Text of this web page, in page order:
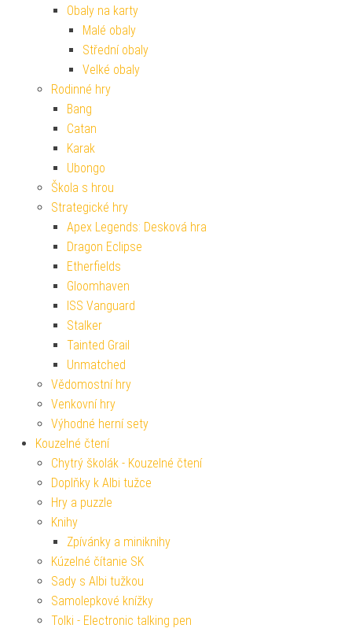
Obaly na karty
Malé obaly
Střední obaly
Velké obaly
Rodinné hry
Bang
Catan
Karak
Ubongo
Škola s hrou
Strategické hry
Apex Legends: Desková hra
Dragon Eclipse
Etherfields
Gloomhaven
ISS Vanguard
Stalker
Tainted Grail
Unmatched
Vědomostní hry
Venkovní hry
Výhodné herní sety
Kouzelné čtení
Chytrý školák - Kouzelné čtení
Doplňky k Albi tužce
Hry a puzzle
Knihy
Zpívánky a miniknihy
Kúzelné čítanie SK
Sady s Albi tužkou
Samolepkové knížky
Tolki - Electronic talking pen